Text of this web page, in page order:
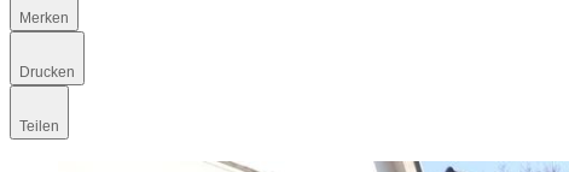
Merken
Drucken
Teilen